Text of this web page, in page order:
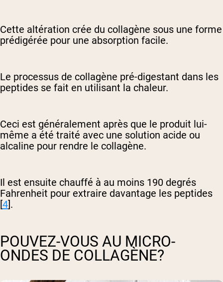
Cette altération crée du collagène sous une forme
prédigérée pour une absorption facile.
Le processus de collagène pré-digestant dans les
peptides se fait en utilisant la chaleur.
Ceci est généralement après que le produit lui-
même a été traité avec une solution acide ou
alcaline pour rendre le collagène.
Il est ensuite chauffé à au moins 190 degrés
Fahrenheit pour extraire davantage les peptides
[4].
POUVEZ-VOUS AU MICRO-
ONDES DE COLLAGÈNE?